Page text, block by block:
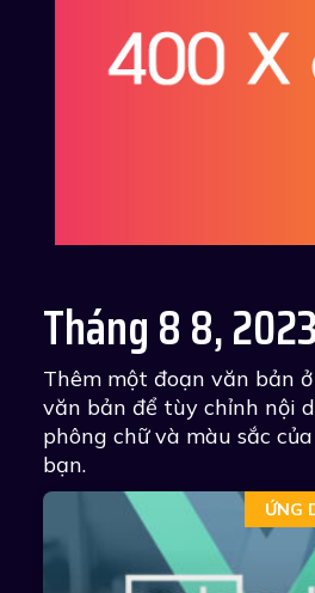
Tháng 8 8, 2023
Thêm một đoạn văn bản
văn bản để tùy chỉnh nội
phông chữ và màu sắc
bạn.
ỨNG